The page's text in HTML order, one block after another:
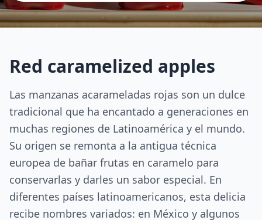
Red caramelized apples
Las manzanas acarameladas rojas son un dulce
tradicional que ha encantado a generaciones en
muchas regiones de Latinoamérica y el mundo.
Su origen se remonta a la antigua técnica
europea de bañar frutas en caramelo para
conservarlas y darles un sabor especial. En
diferentes países latinoamericanos, esta delicia
recibe nombres variados: en México y algunos